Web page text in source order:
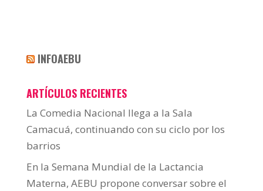
INFOAEBU
ARTÍCULOS RECIENTES
La Comedia Nacional llega a la Sala
Camacuá, continuando con su ciclo por los
barrios
En la Semana Mundial de la Lactancia
Materna, AEBU propone conversar sobre el